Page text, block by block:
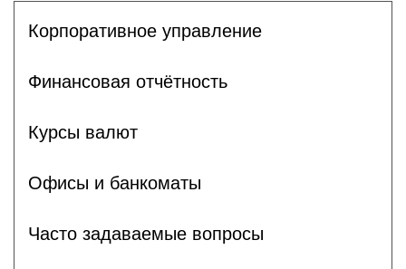
Корпоративное управление
Финансовая отчётность
Курсы валют
Офисы и банкоматы
Часто задаваемые вопросы